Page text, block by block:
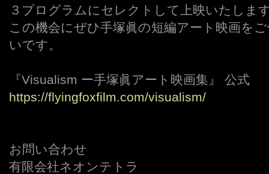
３プログラムにセレクトして上映いたしま
この機会にぜひ手塚眞の短編アート映画を
いです。
『Visualism ー手塚眞アート映画集』 公式
https://flyingfoxfilm.com/visualism/
お問い合わせ
有限会社ネオンテトラ